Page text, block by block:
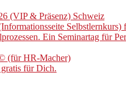
(VIP & Präsenz) Schweiz
Selbstlernkurs)
Ein Seminartag für
(für HR-Macher)
für Dich.